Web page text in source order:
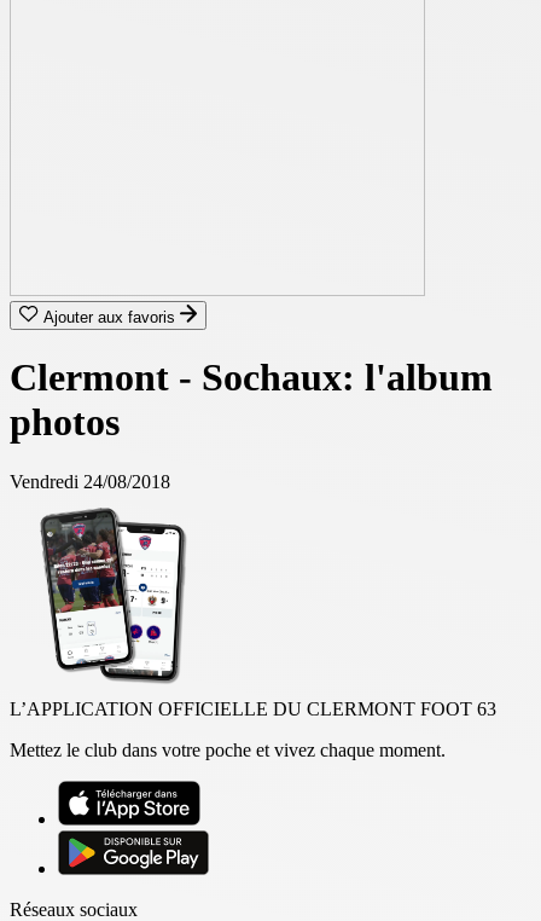
Ajouter aux favoris
Clermont - Sochaux: l'album
photos
Vendredi 24/08/2018
L’APPLICATION OFFICIELLE DU CLERMONT FOOT 63
Mettez le club dans votre poche et vivez chaque moment.
Réseaux sociaux